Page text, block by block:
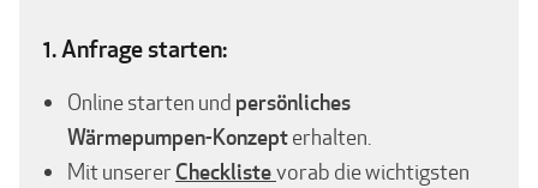
1. Anfrage starten:
Online starten und persönliches
Wärmepumpen-Konzepterhalten.
Mit unserer Checklistevorab die wichtigsten